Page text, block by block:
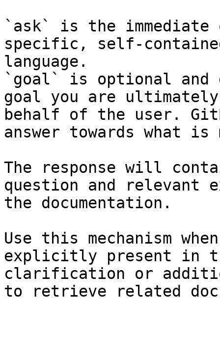
`ask` is the
specific, self-
language.
`goal` is optional and
goal you are
behalf of the user.
answer towards what
The response will
question and relevant
the documentation.
Use this mechanism
explicitly present in
clarification or